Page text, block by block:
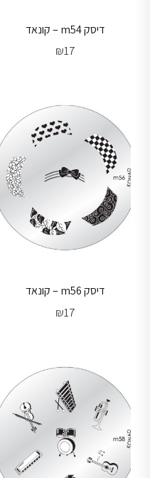
דיסק m54 – קונאד
₪17
דיסק m56 – קונאד
₪17